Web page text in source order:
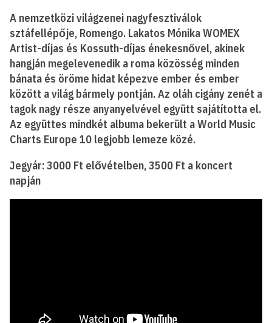
A nemzetközi világzenei nagyfesztiválok
sztáfellépője, Romengo. Lakatos Mónika WOMEX
Artist-díjas és Kossuth-díjas énekesnővel, akinek
hangján megelevenedik a roma közösség minden
bánata és öröme hidat képezve ember és ember
között a világ bármely pontján. Az oláh cigány zenét a
tagok nagy része anyanyelvével együtt sajátította el.
Az együttes mindkét albuma bekerült a World Music
Charts Europe 10 legjobb lemeze közé.
Jegyár: 3000 Ft elővételben, 3500 Ft a koncert
napján